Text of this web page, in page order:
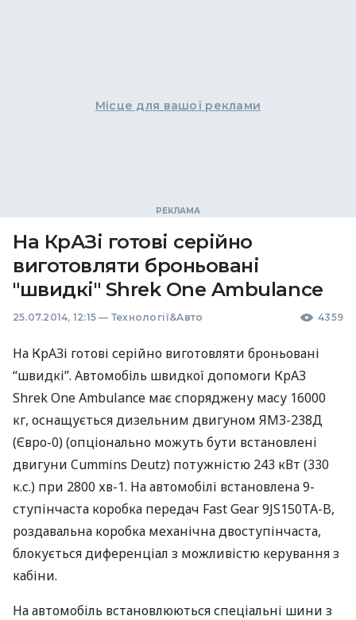
Місце для вашої реклами
На КрАЗі готові серійно
виготовляти броньовані
"швидкі" Shrek One Ambulance
25.07.2014, 12:15 — Технології&Авто 4359
На КрАЗі готові серійно виготовляти броньовані
“швидкі”. Автомобіль швидкої допомоги КрАЗ
Shrek One Ambulance має споряджену масу 16000
кг, оснащується дизельним двигуном ЯМЗ-238Д
(Євро-0) (опціонально можуть бути встановлені
двигуни Cummins Deutz) потужністю 243 кВт (330
к.с.) при 2800 хв-1. На автомобілі встановлена 9-
ступінчаста коробка передач Fast Gear 9JS150TA-B,
роздавальна коробка механічна двоступінчаста,
блокується диференціал з можливістю керування з
кабіни.
На автомобіль встановлюються спеціальні шини з